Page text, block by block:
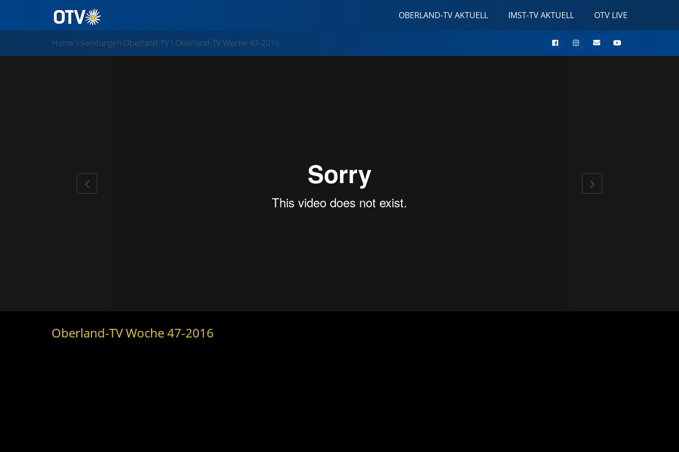
OBERLAND-TV AKTUELL IMST-TV AKTUELL OTV LIVE
Home \ Sendungen Oberland-TV\ Oberland-TV Woche 47-2016
Oberland-TV Woche 47-2016